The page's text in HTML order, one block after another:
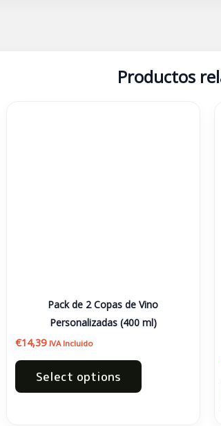
Productos
Pack de 2 Copas de Vino
Personalizadas (400 ml)
€14,39 IVA Incluido
Select options